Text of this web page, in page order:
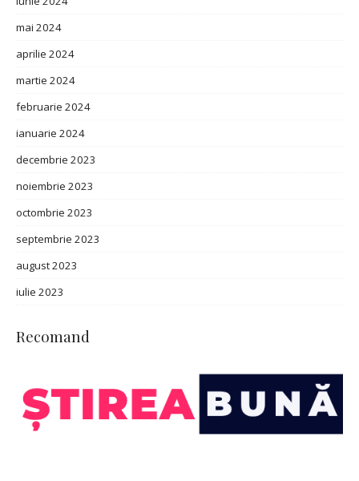
mai 2024
aprilie 2024
martie 2024
februarie 2024
ianuarie 2024
decembrie 2023
noiembrie 2023
octombrie 2023
septembrie 2023
august 2023
iulie 2023
Recomand